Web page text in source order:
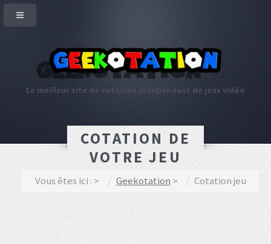
Le meilleur site de cotation indépendant de jeux vidéo
COTATION DE
VOTRE JEU
Vous êtes ici : Geekotation Cotation jeu